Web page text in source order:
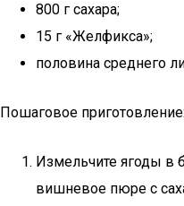
800 г сахара;
15 г «Желфикса»;
половина среднего
Пошаговое приготовление:
Измельчите ягоды в
вишневое пюре с